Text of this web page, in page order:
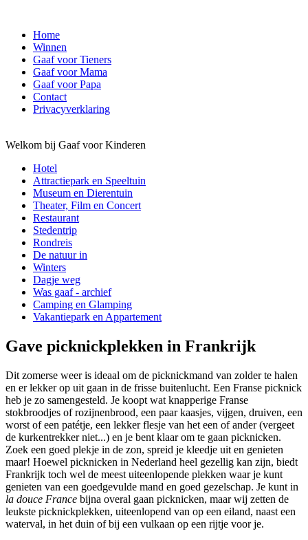
Home
Winnen
Gaaf voor Tieners
Gaaf voor Mama
Gaaf voor Papa
Contact
Privacyverklaring
Welkom bij Gaaf voor Kinderen
Hotel
Attractiepark en Speeltuin
Museum en Dierentuin
Theater, Film en Concert
Restaurant
Stedentrip
Rondreis
De natuur in
Winters
Dagje weg
Was gaaf - archief
Camping en Glamping
Vakantiepark en Appartement
Gave picknickplekken in Frankrijk
Dit zomerse weer is ideaal om de picknickmand van zolder te halen
en er lekker op uit gaan in de frisse buitenlucht. Een Franse picknick
heb je zo samengesteld. Je koopt wat knapperige Franse
stokbroodjes of rozijnenbrood, een paar kaasjes, vijgen, druiven, een
worst of een patétje, een lekker flesje van het een of ander (vergeet
de kurkentrekker niet...) en je bent klaar om te gaan picknicken.
Zoek een goed plekje in de zon, spreid je kleedje uit en genieten
maar! Hoewel picknicken in Nederland heel gezellig kan zijn, biedt
Frankrijk toch wel de meest uiteenlopende plekken waar je kunt
genieten van een goedgevulde mand en goed gezelschap. Je kunt in
la douce France bijna overal gaan picknicken, maar wij zetten de
leukste picknickplekken, uiteenlopend van op een eiland, naast een
waterval, in het duin of bij een vulkaan op een rijtje voor je.